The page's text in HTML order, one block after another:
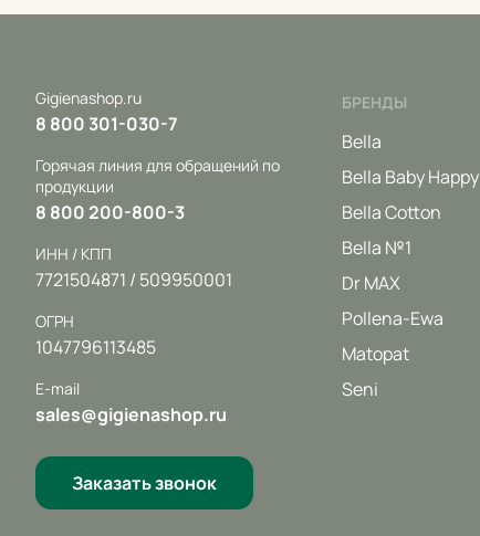
Gigienashop.ru
8 800 301-030-7
Горячая линия для обращений по
продукции
8 800 200-800-3
ИНН / КПП
7721504871 / 509950001
ОГРН
1047796113485
E-mail
sales@gigienashop.ru
Заказать звонок
БРЕНДЫ
Bella
Bella Baby Happy
Bella Cotton
Bella №1
Dr MAX
Pollena-Ewa
Matopat
Seni